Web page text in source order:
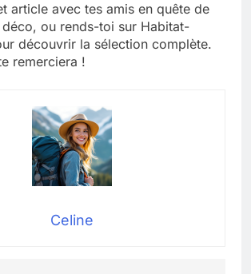
article avec tes amis en quête de
déco, ou rends-toi sur Habitat-
découvrir la sélection complète.
remerciera !
Celine